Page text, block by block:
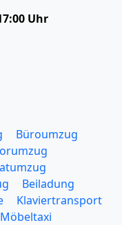
Uhr
Büroumzug
Beiladung
Klaviertransport
Möbeltaxi